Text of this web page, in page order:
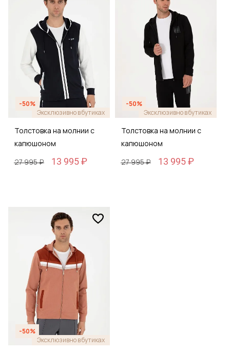
-50%
Эксклюзивно в бутиках
Толстовка на молнии с
капюшоном
27 995 ₽
13 995 ₽
-50%
Эксклюзивно в бутиках
Толстовка на молнии с
капюшоном
27 995 ₽
13 995 ₽
-50%
Эксклюзивно в бутиках